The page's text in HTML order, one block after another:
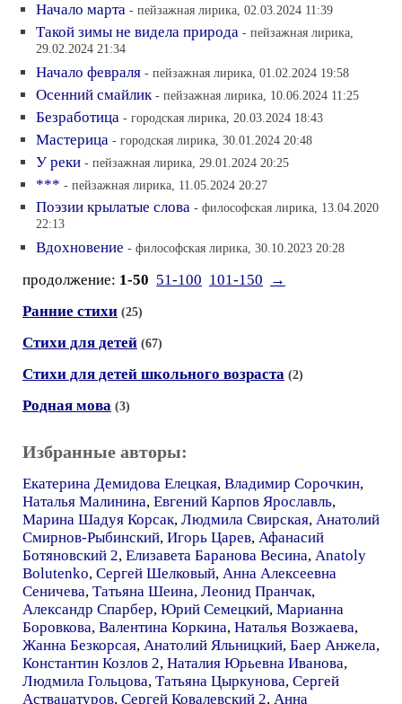
Начало марта - пейзажная лирика, 02.03.2024 11:39
Такой зимы не видела природа - пейзажная лирика,
29.02.2024 21:34
Начало февраля - пейзажная лирика, 01.02.2024 19:58
Осенний смайлик - пейзажная лирика, 10.06.2024 11:25
Безработица - городская лирика, 20.03.2024 18:43
Мастерица - городская лирика, 30.01.2024 20:48
У реки - пейзажная лирика, 29.01.2024 20:25
*** - пейзажная лирика, 11.05.2024 20:27
Поэзии крылатые слова - философская лирика, 13.04.2020
22:13
Вдохновение - философская лирика, 30.10.2023 20:28
продолжение: 1-50 51-100 101-150
→
Ранние стихи (25)
Стихи для детей (67)
Стихи для детей школьного возраста (2)
Родная мова (3)
Избранные авторы:
Екатерина Демидова Елецкая, Владимир Сорочкин,
Наталья Малинина, Евгений Карпов Ярославль,
Марина Шадуя Корсак, Людмила Свирская, Анатолий
Смирнов-Рыбинский, Игорь Царев, Афанасий
Ботяновский 2, Елизавета Баранова Весина, Anatoly
Bolutenko, Сергей Шелковый, Анна Алексеевна
Сеничева, Татьяна Шеина, Леонид Пранчак,
Александр Спарбер, Юрий Семецкий, Марианна
Боровкова, Валентина Коркина, Наталья Возжаева,
Жанна Безкорсая, Анатолий Яльницкий, Баер Анжела,
Константин Козлов 2, Наталия Юрьевна Иванова,
Людмила Гольцова, Татьяна Цыркунова, Сергей
Аствацатуров, Сергей Ковалевский 2, Анна